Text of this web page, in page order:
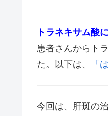
トラネキサム酸
患者さんからト
た。以下は、
「
今回は、肝斑の